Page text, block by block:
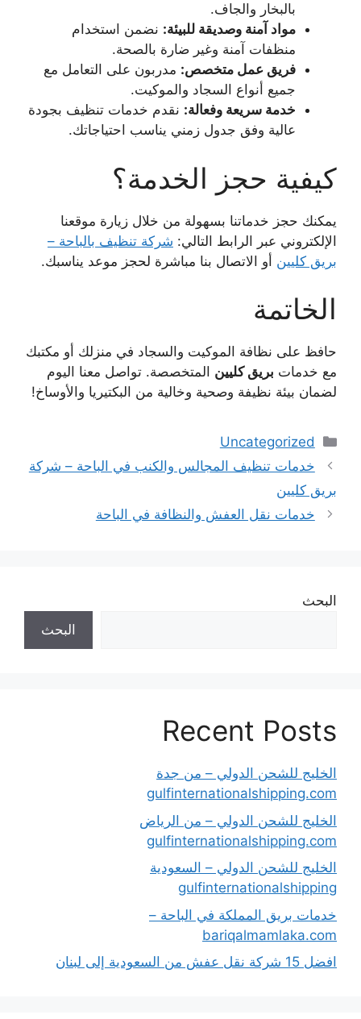
بالبخار والجاف.
مواد آمنة وصديقة للبيئة: نضمن استخدام
منظفات آمنة وغير ضارة بالصحة.
فريق عمل متخصص: مدربون على التعامل مع
جميع أنواع السجاد والموكيت.
خدمة سريعة وفعالة: نقدم خدمات تنظيف بجودة
عالية وفق جدول زمني يناسب احتياجاتك.
كيفية حجز الخدمة؟
يمكنك حجز خدماتنا بسهولة من خلال زيارة موقعنا
الإلكتروني عبر الرابط التالي: شركة تنظيف بالباحة –
بريق كليين أو الاتصال بنا مباشرة لحجز موعد يناسبك.
الخاتمة
حافظ على نظافة الموكيت والسجاد في منزلك أو مكتبك
مع خدمات بريق كليين المتخصصة. تواصل معنا اليوم
لضمان بيئة نظيفة وصحية وخالية من البكتيريا والأوساخ!
التصنيفات
Uncategorized
خدمات تنظيف المجالس والكنب في الباحة – شركة
بريق كليين
خدمات نقل العفش والنظافة في الباحة
البحث
البحث
Recent Posts
الخليج للشحن الدولي – من جدة
gulfinternationalshipping.com
الخليج للشحن الدولي – من الرياض
gulfinternationalshipping.com
الخليج للشحن الدولي – السعودية
gulfinternationalshipping
خدمات بريق المملكة في الباحة –
bariqalmamlaka.com
افضل 15 شركة نقل عفش من السعودية إلى لبنان